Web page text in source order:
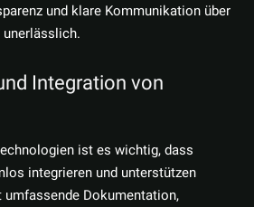
und klare Kommunikation über
Integration von
ist es wichtig, dass
integrieren und unterstützen
Dokumentation,